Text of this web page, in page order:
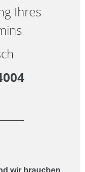
Ihres
wir brauchen